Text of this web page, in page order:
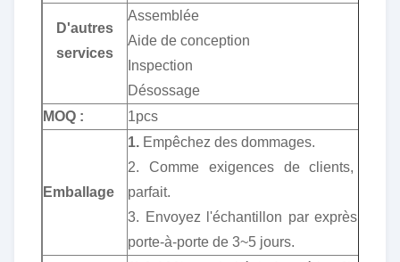
D'autres
services
Assemblée
Aide de conception
Inspection
Désossage
MOQ :
1pcs
Emballage
1. Empêchez des dommages.
2. Comme exigences de clients, en
parfait.
3. Envoyez l'échantillon par exprès,
porte-à-porte de 3~5 jours.